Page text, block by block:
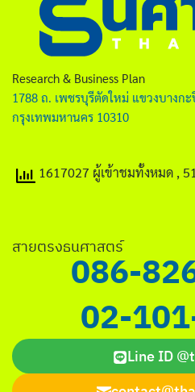
ไทย
English
Research & Business Plan
1788 ถ. เพชรบุรีตัดใหม่ แขวงบางก
กรุงเทพมหานคร 10310
1617027 ผู้เข้าชมทั้งหมด ,
สายตรงธนศาสตร์
086-
02-
Line ID